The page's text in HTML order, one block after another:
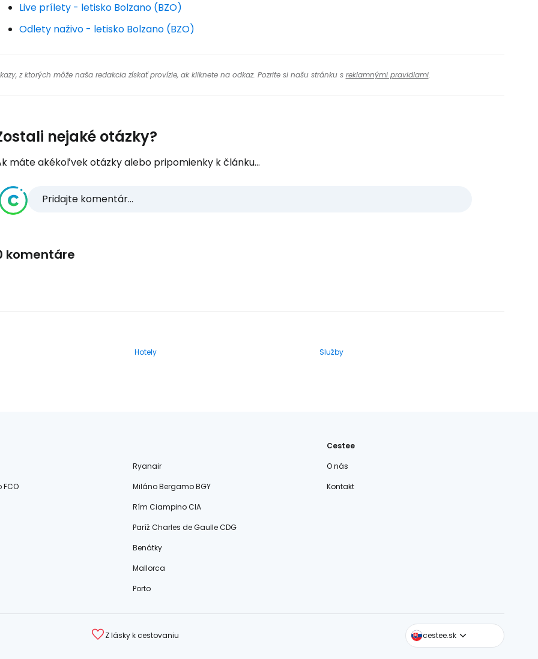
Live prílety - letisko Bolzano (BZO)
Odlety naživo - letisko Bolzano (BZO)
z ktorých môže naša redakcia získať provízie, ak kliknete na odkaz. Pozrite si našu stránku s reklamnými pravidlami.
nejaké otázky?
máte akékoľvek otázky alebo pripomienky k článku...
Pridajte komentár...
komentáre
Hotely Služby
Ryanair
Miláno Bergamo BGY
Rím Ciampino CIA
Paríž Charles de Gaulle CDG
Benátky
Mallorca
Porto
Cestee
O nás
Kontakt
Z lásky k cestovaniu cestee.sk
cestee.com
cestee.pl